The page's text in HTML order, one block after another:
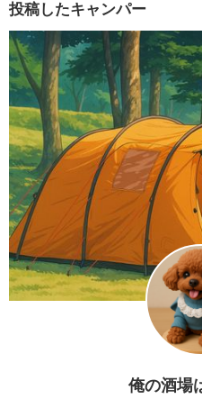
投稿したキャンパー
俺の酒場